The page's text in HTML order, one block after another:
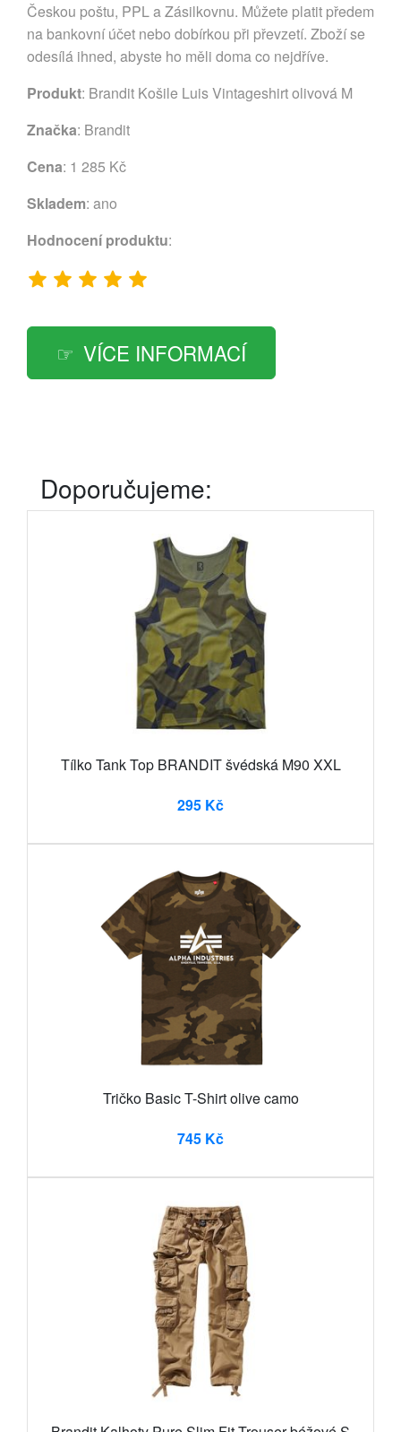
Českou poštu, PPL a Zásilkovnu. Můžete platit předem
na bankovní účet nebo dobírkou při převzetí. Zboží se
odesílá ihned, abyste ho měli doma co nejdříve.
Produkt: Brandit Košile Luis Vintageshirt olivová M
Značka: Brandit
Cena: 1 285 Kč
Skladem: ano
Hodnocení produktu:
VÍCE INFORMACÍ
Doporučujeme:
Tílko Tank Top BRANDIT švédská M90 XXL
295 Kč
Tričko Basic T-Shirt olive camo
745 Kč